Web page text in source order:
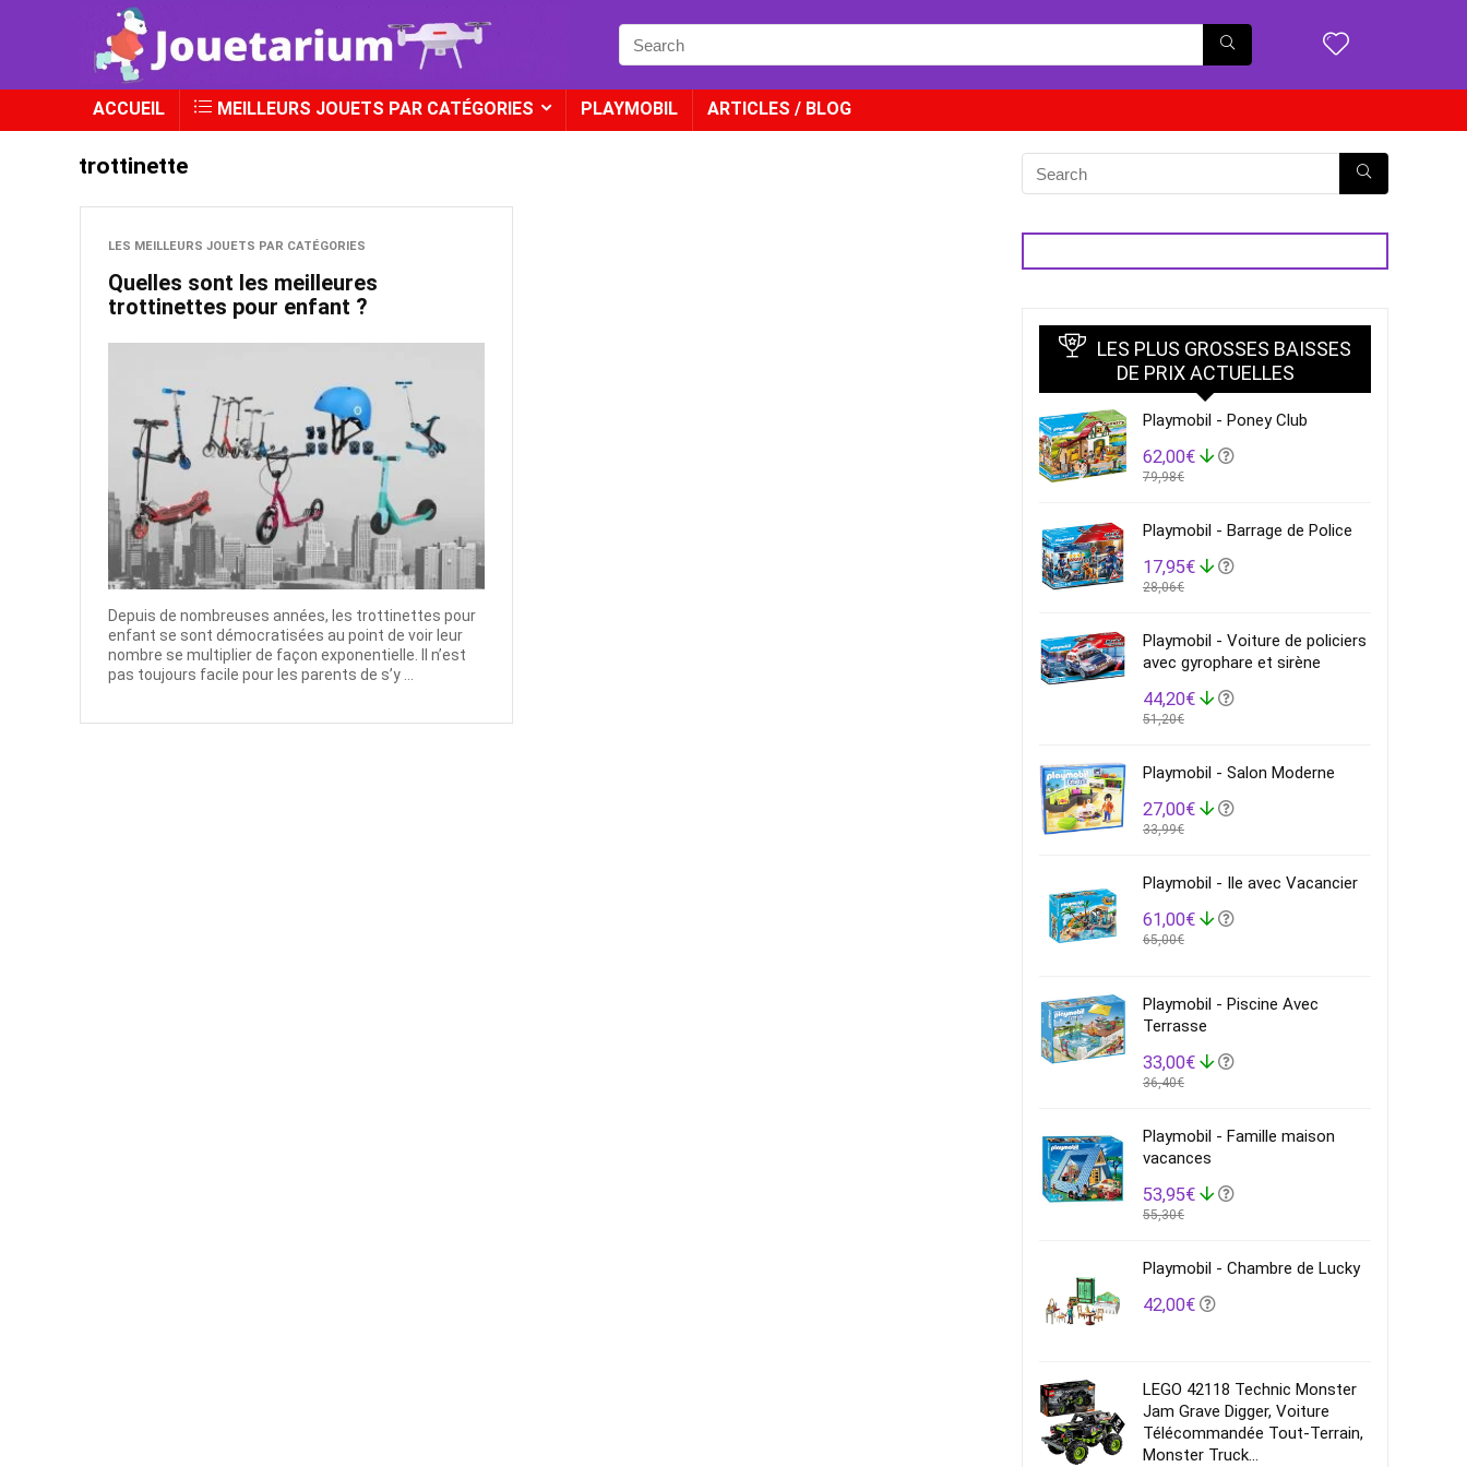
ACCUEIL MEILLEURS JOUETS PAR CATÉGORIES PLAYMOBIL ARTICLES / BLOG
trottinette
LES MEILLEURS JOUETS PAR CATÉGORIES
Quelles sont les meilleures
trottinettes pour enfant ?
Depuis de nombreuses années, les trottinettes pour
enfant se sont démocratisées au point de voir leur
nombre se multiplier de façon exponentielle. Il n’est
pas toujours facile pour les parents de s’y ...
LES PLUS GROSSES BAISSES
DE PRIX ACTUELLES
Playmobil - Poney Club
62,00€
79,98€
Playmobil - Barrage de Police
17,95€
28,06€
Playmobil - Voiture de policiers
avec gyrophare et sirène
44,20€
51,20€
Playmobil - Salon Moderne
27,00€
33,99€
Playmobil - Ile avec Vacancier
61,00€
65,00€
Playmobil - Piscine Avec
Terrasse
33,00€
36,40€
Playmobil - Famille maison
vacances
53,95€
55,30€
Playmobil - Chambre de Lucky
42,00€
LEGO 42118 Technic Monster
Jam Grave Digger, Voiture
Télécommandée Tout-Terrain,
Monster Truck...